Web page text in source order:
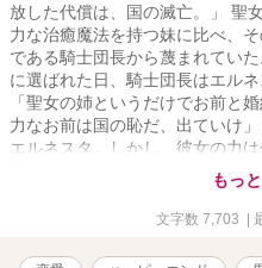
放した代償は、国の滅亡。」 聖
力な治癒魔法を持つ妹に比べ、
である騎士団長から蔑まれてい
に選ばれた日、騎士団長はエル
「聖女の姉というだけでお前と
力なお前は国の恥だ、出ていけ
エルネスタ。しかし、彼女の力
や毒といった根源を消し去る伝
して、隣国の王子が魔王軍の呪
女も癒せないその呪いを解ける
き、血の気も引く思いで彼女を
もっ
文字数 7,703 |